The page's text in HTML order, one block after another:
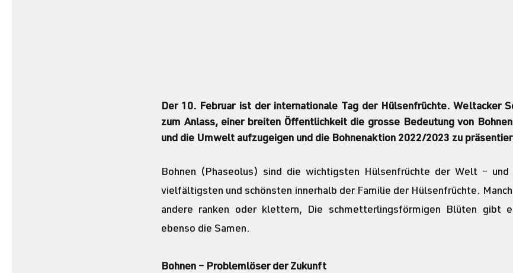
Der 10. Februar ist der internationale Tag der Hülsenfrüchte. Weltacker
zum Anlass, einer breiten Öffentlichkeit die grosse Bedeutung von
und die Umwelt aufzugeigen und die Bohnenaktion 2022/2023 zu
Bohnen (Phaseolus) sind die wichtigsten Hülsenfrüchte der Welt – und
vielfältigsten und schönsten innerhalb der Familie der Hülsenfrüchte.
andere ranken oder klettern, Die schmetterlingsförmigen Blüten gibt
ebenso die Samen.
Bohnen – Problemlöser der Zukunft